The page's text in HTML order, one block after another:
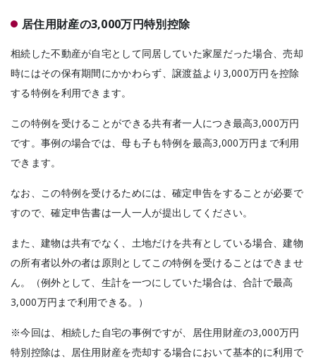
居住用財産の3,000万円特別控除
相続した不動産が自宅として同居していた家屋だった場合、売却
時にはその保有期間にかかわらず、譲渡益より3,000万円を控除
する特例を利用できます。
この特例を受けることができる共有者一人につき最高3,000万円
です。事例の場合では、母も子も特例を最高3,000万円まで利用
できます。
なお、この特例を受けるためには、確定申告をすることが必要で
すので、確定申告書は一人一人が提出してください。
また、建物は共有でなく、土地だけを共有としている場合、建物
の所有者以外の者は原則としてこの特例を受けることはできませ
ん。（例外として、生計を一つにしていた場合は、合計で最高
3,000万円まで利用できる。）
※今回は、相続した自宅の事例ですが、居住用財産の3,000万円
特別控除は、居住用財産を売却する場合において基本的に利用で